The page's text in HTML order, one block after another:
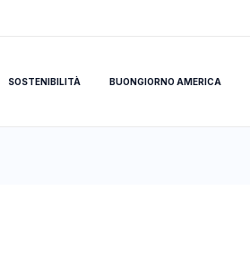
SOSTENIBILITÀ BUONGIORNO AMERICA